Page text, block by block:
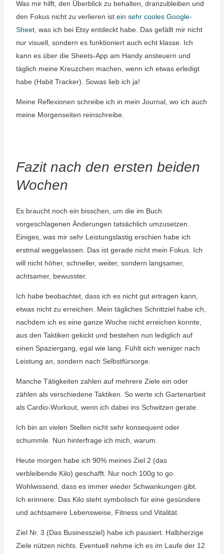
Was mir hilft, den Überblick zu behalten, dranzubleiben und
den Fokus nicht zu verlieren ist ein sehr cooles Google-
Sheet, was ich bei Etsy entdeckt habe. Das gefällt mir nicht
nur visuell, sondern es funktioniert auch echt klasse. Ich
kann es über die Sheets-App am Handy ansteuern und
täglich meine Kreuzchen machen, wenn ich etwas erledigt
habe (Habit Tracker). Sowas lieb ich ja!
Meine Reflexionen schreibe ich in mein Journal, wo ich auch
meine Morgenseiten reinschreibe.
Fazit nach den ersten beiden
Wochen
Es braucht noch ein bisschen, um die im Buch
vorgeschlagenen Änderungen tatsächlich umzusetzen.
Einiges, was mir sehr Leistungslastig erschien habe ich
erstmal weggelassen. Das ist gerade nicht mein Fokus. Ich
will nicht höher, schneller, weiter, sondern langsamer,
achtsamer, bewusster.
Ich habe beobachtet, dass ich es nicht gut ertragen kann,
etwas nicht zu erreichen. Mein tägliches Schrittziel habe ich,
nachdem ich es eine ganze Woche nicht erreichen konnte,
aus den Taktiken gekickt und bestehen nun lediglich auf
einen Spaziergang, egal wie lang. Fühlt sich weniger nach
Leistung an, sondern nach Selbstfürsorge.
Manche Tätigkeiten zahlen auf mehrere Ziele ein oder
zählen als verschiedene Taktiken. So werte ich Gartenarbeit
als Cardio-Workout, wenn ich dabei ins Schwitzen gerate.
Ich bin an vielen Stellen nicht sehr konsequent oder
schummle. Nun hinterfrage ich mich, warum.
Heute morgen habe ich 90% meines Ziel 2 (das
verbleibende Kilo) geschafft. Nur noch 100g to go.
Wohlwissend, dass es immer wieder Schwankungen gibt.
Ich erinnere: Das Kilo steht symbolisch für eine gesündere
und achtsamere Lebensweise, Fitness und Vitalität.
Ziel Nr. 3 (Das Businessziel) habe ich pausiert. Halbherzige
Ziele nützen nichts. Eventuell nehme ich es im Laufe der 12